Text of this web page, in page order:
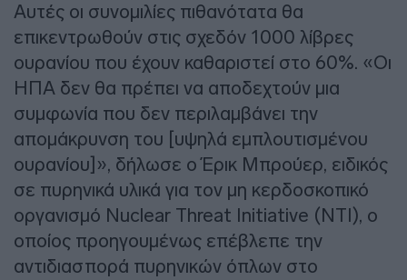
Αυτές οι συνομιλίες πιθανότατα θα
επικεντρωθούν στις σχεδόν 1000 λίβρες
ουρανίου που έχουν καθαριστεί στο 60%. «Οι
ΗΠΑ δεν θα πρέπει να αποδεχτούν μια
συμφωνία που δεν περιλαμβάνει την
απομάκρυνση του [υψηλά εμπλουτισμένου
ουρανίου]», δήλωσε ο Έρικ Μπρούερ, ειδικός
σε πυρηνικά υλικά για τον μη κερδοσκοπικό
οργανισμό Nuclear Threat Initiative (NTI), ο
οποίος προηγουμένως επέβλεπε την
αντιδιασπορά πυρηνικών όπλων στο